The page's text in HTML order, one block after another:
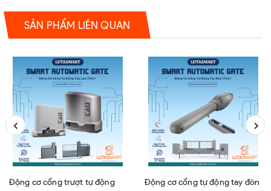
SẢN PHẨM LIÊN QUAN
Động cơ cổng trượt tự động
Động cơ cổng tự động tay đòn